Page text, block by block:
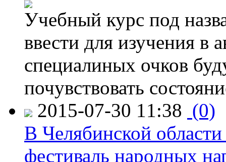
Учебный курс под
ввести для изучения
специалиных очков
почувствовать
2015-07-30 11:38 (0)
В Челябинской
фестиваль народных